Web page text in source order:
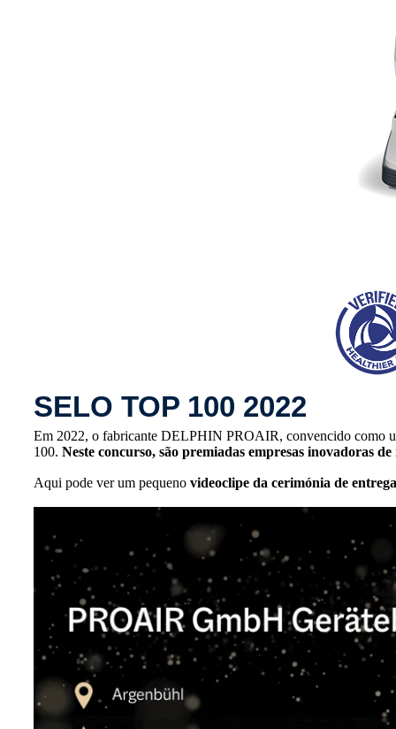
SELO TOP 100 2022
Em 2022, o fabricante DELPHIN PROAIR, convencido como
100. Neste concurso, são premiadas empresas inovadoras
Aqui pode ver um pequeno videoclipe da cerimónia de